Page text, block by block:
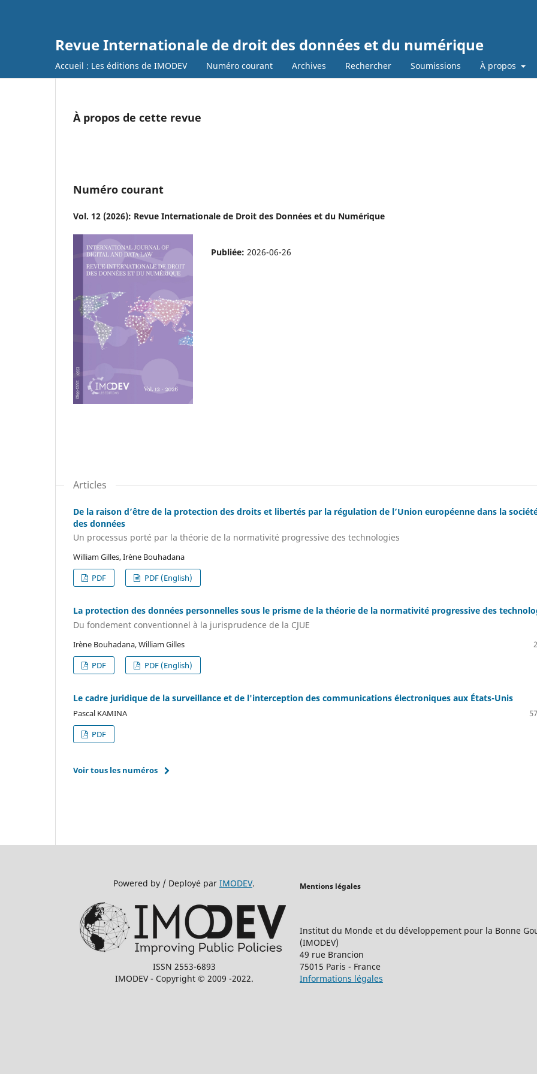
Revue Internationale de droit des données et du numérique
Accueil : Les éditions de IMODEV Numéro courant Archives Rechercher Soumissions À propos
À propos de cette revue
Numéro courant
Vol. 12 (2026): Revue Internationale de Droit des Données et du Numérique
Publiée: 2026-06-26
Articles
De la raison d’être de la protection des droits et libertés par la régulation de l’Union européenne dans la
des données
Un processus porté par la théorie de la normativité progressive des technologies
William Gilles, Irène Bouhadana
PDF
PDF (English)
La protection des données personnelles sous le prisme de la théorie de la normativité progressive des
Du fondement conventionnel à la jurisprudence de la CJUE
Irène Bouhadana, William Gilles
PDF
PDF (English)
Le cadre juridique de la surveillance et de l'interception des communications électroniques aux États-Unis
Pascal KAMINA
PDF
Voir tous les numéros
Powered by / Deployé par IMODEV.
ISSN 2553-6893
IMODEV - Copyright © 2009 -2022.
Mentions légales
Institut du Monde et du développement pour la Bonne
(IMODEV)
49 rue Brancion
75015 Paris - France
Informations légales